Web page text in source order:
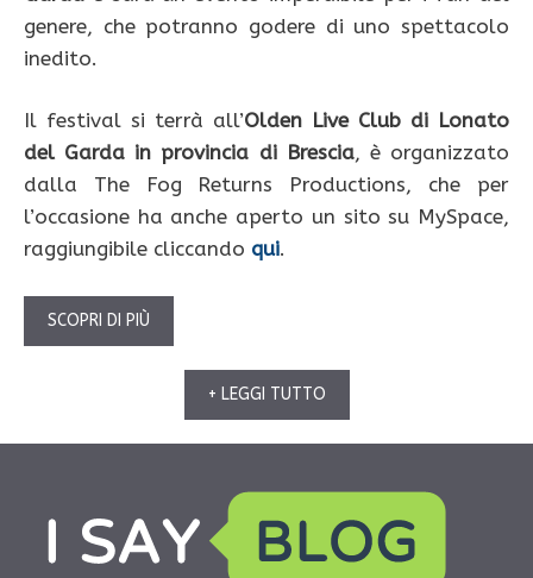
genere, che potranno godere di uno spettacolo
inedito.
Il festival si terrà all’Olden Live Club di Lonato
del Garda in provincia di Brescia, è organizzato
dalla The Fog Returns Productions, che per
l’occasione ha anche aperto un sito su MySpace,
raggiungibile cliccando qui.
SCOPRI DI PIÙ
+ LEGGI TUTTO